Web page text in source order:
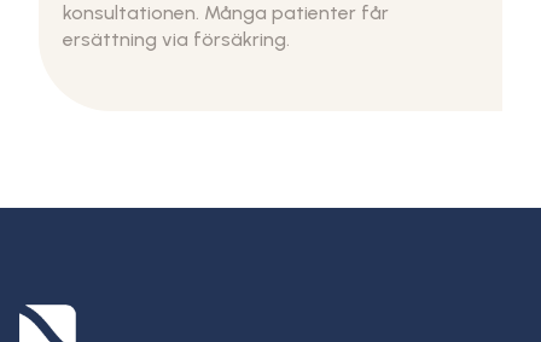
konsultationen. Många patienter får
ersättning via försäkring.